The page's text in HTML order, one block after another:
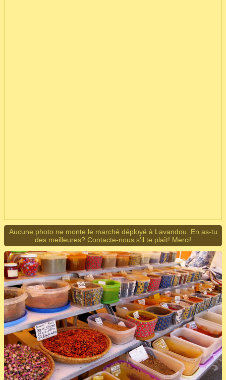
Aucune photo ne monte le marché déployé à Lavandou. En as-tu
des meilleures? Contacte-nouss'il te plaît! Merci!